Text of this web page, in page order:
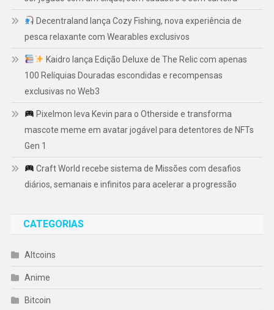
Decentraland lança Cozy Fishing, nova experiência de
pesca relaxante com Wearables exclusivos
Kaidro lança Edição Deluxe de The Relic com apenas
100 Relíquias Douradas escondidas e recompensas
exclusivas no Web3
Pixelmon leva Kevin para o Otherside e transforma
mascote meme em avatar jogável para detentores de NFTs
Gen 1
Craft World recebe sistema de Missões com desafios
diários, semanais e infinitos para acelerar a progressão
CATEGORIAS
Altcoins
Anime
Bitcoin